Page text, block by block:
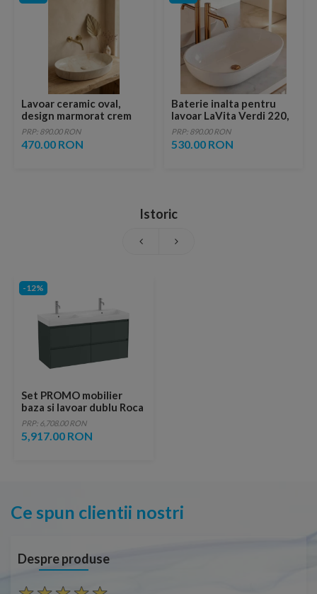
Lavoar ceramic oval,
design marmorat crem
lucios cu vene aurii,
ventil inclus
PRP: 890.00 RON
470.00 RON
Baterie inalta pentru
lavoar LaVita Verdi 220,
fara ventil, brushed
copper
PRP: 890.00 RON
530.00 RON
Istoric
-12%
Set PROMO mobilier
baza si lavoar dublu Roca
Ona Unik 4 sertare
120x46 cm verde mat
PRP: 6,708.00 RON
5,917.00 RON
Ce spun clientii nostri
Despre produse